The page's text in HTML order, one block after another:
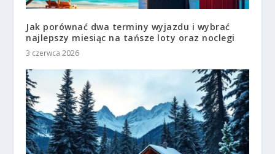
Jak porównać dwa terminy wyjazdu i wybrać
najlepszy miesiąc na tańsze loty oraz noclegi
3 czerwca 2026